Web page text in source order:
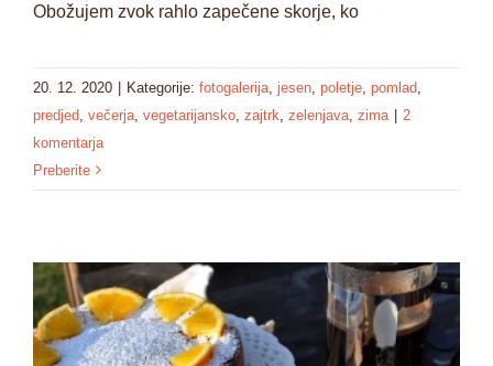
Obožujem zvok rahlo zapečene skorje, ko
20. 12. 2020 Kategorije: fotogalerija jesen poletje pomlad
predjed večerja vegetarijansko zajtrk zelenjava zima
2
komentarja
Preberite